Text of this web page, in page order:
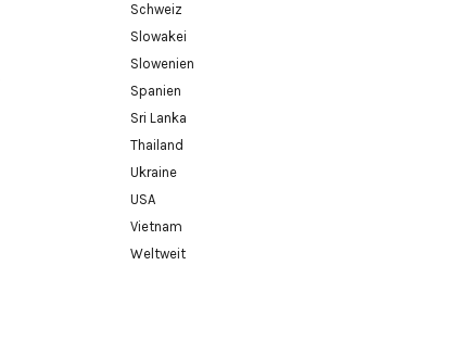
Schweiz
Slowakei
Slowenien
Spanien
Sri Lanka
Thailand
Ukraine
USA
Vietnam
Weltweit